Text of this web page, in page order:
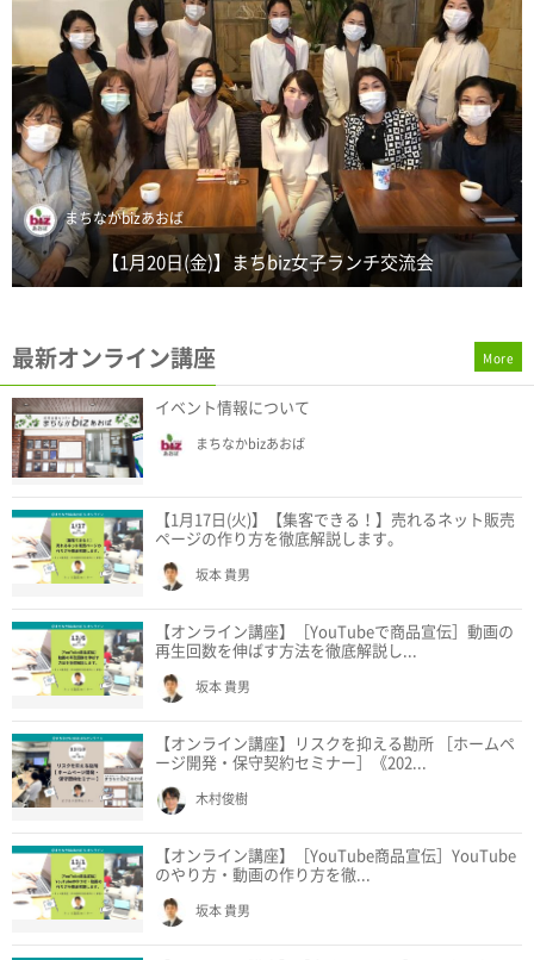
坂佐井 雅一
【1月19日(木)】新年まちbizバー ～たまプラーザでビジネス
を語れる交流...
最新オンライン講座
イベント情報について
まちなかbizあおば
【1月17日(火)】【集客できる！】売れるネット販売
ページの作り方を徹底解説します。
坂本 貴男
【オンライン講座】［YouTubeで商品宣伝］動画の
再生回数を伸ばす方法を徹底解説し...
坂本 貴男
【オンライン講座】リスクを抑える勘所 ［ホームペ
ージ開発・保守契約セミナー］《202...
木村俊樹
【オンライン講座】［YouTube商品宣伝］YouTube
のやり方・動画の作り方を徹...
坂本 貴男
More